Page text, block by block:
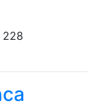
228